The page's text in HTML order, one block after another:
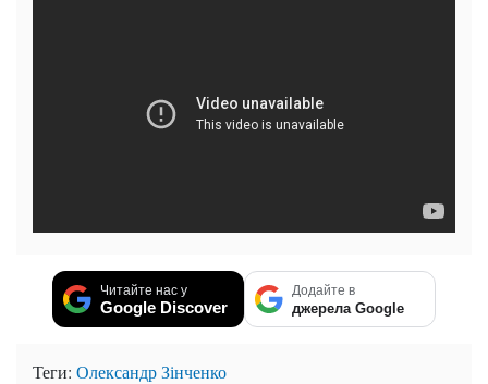
Читайте нас у
Google Discover
Додайте в
джерела Google
Теги: Олександр Зінченко